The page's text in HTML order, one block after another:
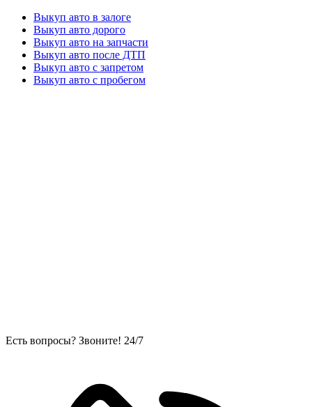
Выкуп авто в залоге
Выкуп авто дорого
Выкуп авто на запчасти
Выкуп авто после ДТП
Выкуп авто с запретом
Выкуп авто с пробегом
Есть вопросы? Звоните! 24/7